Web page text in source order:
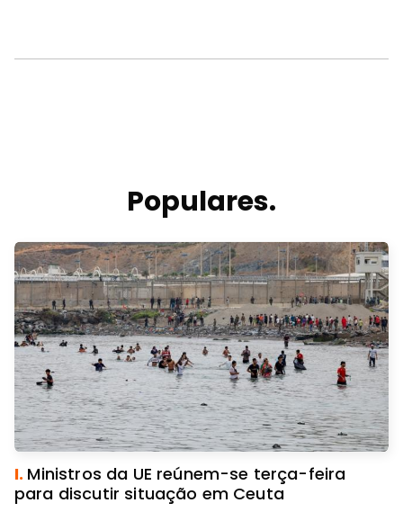
Populares.
I. Ministros da UE reúnem-se terça-feira
para discutir situação em Ceuta